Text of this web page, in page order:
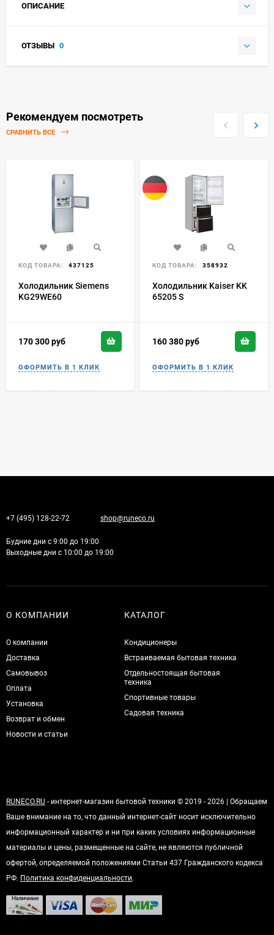
ОПИСАНИЕ
ОТЗЫВЫ 0
Рекомендуем посмотреть
СРАВНИТЬ ВСЕ
КОД ТОВАРА: 437125
Холодильник Siemens
KG29WE60
170 300руб
КОД ТОВАРА: 358932
Холодильник Kaiser KK
65205 S
160 380руб
+7 (495) 128-22-72 shop@runeco.ru
Будние дни с 9:00 до 19:00
Выходные дни с 10:00 до 19:00
О КОМПАНИИ
О компании
Доставка
Самовывоз
Оплата
Установка
Возврат и обмен
Новости и статьи
КАТАЛОГ
Кондиционеры
Встраиваемая бытовая техника
Отдельностоящая бытовая
техника
Спортивные товары
Садовая техника
RUNECO.RU - интернет-магазин бытовой техники © 2019 - 2026 | Обращаем
Ваше внимание на то, что данный интернет-сайт носит исключительно
информационный характер и ни при каких условиях информационные
материалы и цены, размещенные на сайте, не являются публичной
офертой, определяемой положениями Статьи 437 Гражданского кодекса
РФ. Политика конфиденциальности.